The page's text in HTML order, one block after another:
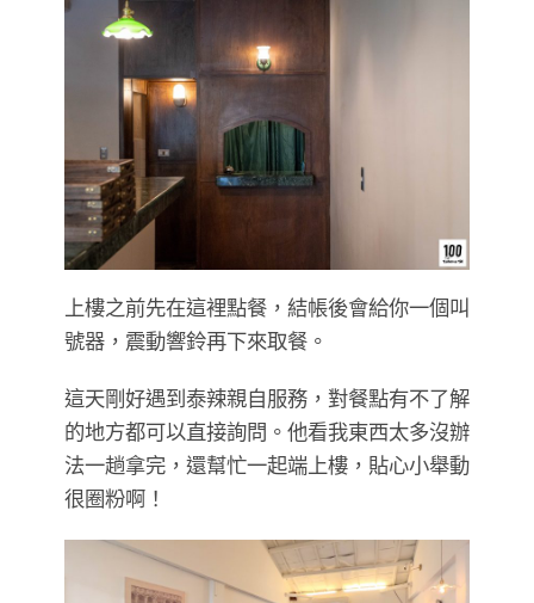
上樓之前先在這裡點餐，結帳後會給你一個叫
號器，震動響鈴再下來取餐。
這天剛好遇到泰辣親自服務，對餐點有不了解
的地方都可以直接詢問。他看我東西太多沒辦
法一趟拿完，還幫忙一起端上樓，貼心小舉動
很圈粉啊！